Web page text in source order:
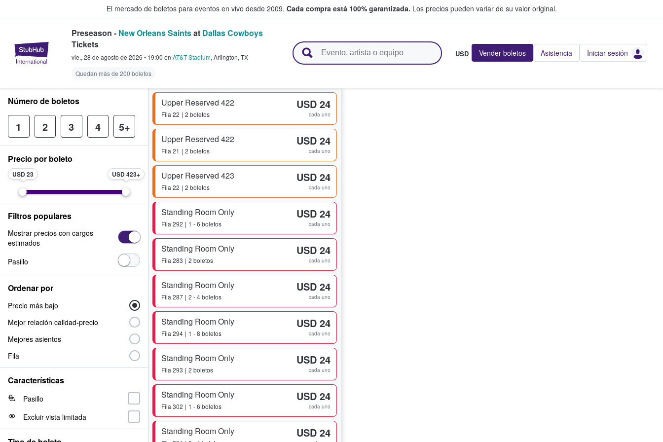
El mercado de boletos para eventos en vivo desde 2009. Cada compra está 100% garantizada. Los precios pueden variar de su valor original.
StubHub: donde los fans compran y venden boletos
Preseason - New Orleans Saintsat Dallas Cowboys
Tickets
vie., 28 de agosto de 2026 • 19:00 en AT&T Stadium, Arlington, TX
Quedan más de 200 boletos
USD Vender boletos Asistencia Iniciar sesión
Upper Reserved 422
Fila 22 2 boletos
USD 24
cada uno
Upper Reserved 422
Fila 21 2 boletos
USD 24
cada uno
Upper Reserved 423
Fila 22 2 boletos
USD 24
cada uno
Standing Room Only
Fila 292 1 - 6 boletos
USD 24
cada uno
Standing Room Only
Fila 283 2 boletos
USD 24
cada uno
Standing Room Only
Fila 287 2 - 4 boletos
USD 24
cada uno
Standing Room Only
Fila 294 1 - 8 boletos
USD 24
cada uno
Standing Room Only
Fila 293 2 boletos
USD 24
cada uno
Standing Room Only
Fila 302 1 - 6 boletos
USD 24
cada uno
Standing Room Only USD 24
Número de boletos
1 2 3 4 5+
Precio por boleto
USD 23 USD 423
Filtros populares
Mostrar precios con cargos
estimados
Pasillo
Ordenar por
Precio más bajo
Mejor relación calidad-precio
Mejores asientos
Fila
Características
Pasillo
Excluir vista limitada